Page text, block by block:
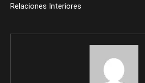
Relaciones Interiores